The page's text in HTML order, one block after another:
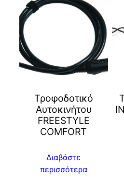
Τροφοδοτικό
Αυτοκινήτου
FREESTYLE
COMFORT
Διαβάστε
περισσότερα